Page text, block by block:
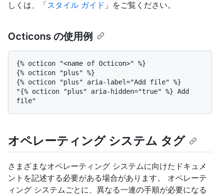
しくは、「スタイル ガイド 」をご覧ください。
Octicons の使用例
{% octicon "<name of Octicon>" %}
{% octicon "plus" %}
{% octicon "plus" aria-label="Add file" %}
"{% octicon "plus" aria-hidden="true" %} Add
オペレーティング システム タグ
さまざまなオペレーティング システムに向けたドキュメ
ントを記述する必要がある場合があります。 オペレーテ
ィング システムごとに、異なる一連の手順が必要になる